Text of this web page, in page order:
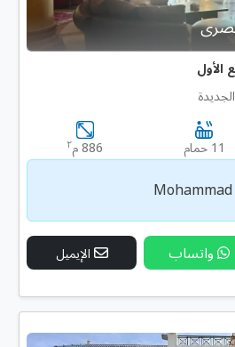
الأول
11 حمام 886 م ٢
واتساب الإيميل